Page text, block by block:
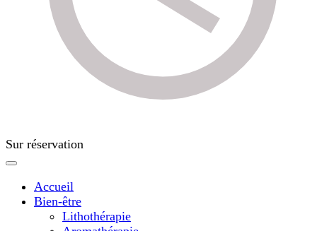
Sur réservation
Accueil
Bien-être
Lithothérapie